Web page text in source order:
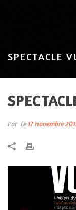
SPECTACLE
Par Le17 novembre